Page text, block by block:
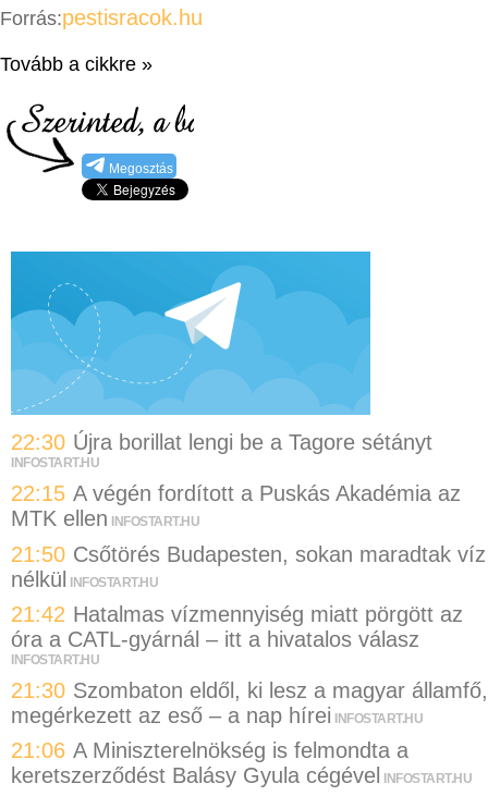
Forrás:pestisracok.hu
Tovább a cikkre »
Megosztás
22:30 Újra borillat lengi be a Tagore sétányt
INFOSTART.HU
22:15 A végén fordított a Puskás Akadémia az
MTK ellen
INFOSTART.HU
21:50 Csőtörés Budapesten, sokan maradtak víz
nélkül INFOSTART.HU
21:42 Hatalmas vízmennyiség miatt pörgött az
óra a CATL-gyárnál – itt a hivatalos válasz
INFOSTART.HU
21:30 Szombaton eldől, ki lesz a magyar államfő,
megérkezett az eső – a nap hírei INFOSTART.HU
21:06 A Miniszterelnökség is felmondta a
keretszerződést Balásy Gyula cégével
INFOSTART.HU